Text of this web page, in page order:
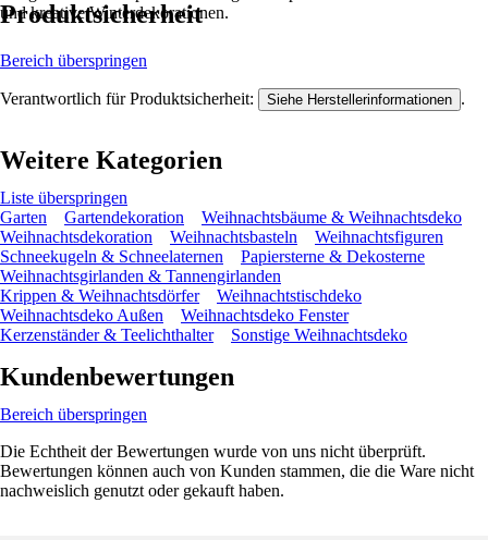
und kreative Winterdekorationen.
Produktsicherheit
Bereich überspringen
Verantwortlich für Produktsicherheit: Siehe Herstellerinformationen .
Weitere Kategorien
Liste überspringen
Garten
Gartendekoration
Weihnachtsbäume & Weihnachtsdeko
Weihnachtsdekoration
Weihnachtsbasteln
Weihnachtsfiguren
Schneekugeln & Schneelaternen
Papiersterne & Dekosterne
Weihnachtsgirlanden & Tannengirlanden
Krippen & Weihnachtsdörfer
Weihnachtstischdeko
Weihnachtsdeko Außen
Weihnachtsdeko Fenster
Kerzenständer & Teelichthalter
Sonstige Weihnachtsdeko
Kundenbewertungen
Bereich überspringen
Die Echtheit der Bewertungen wurde von uns nicht überprüft.
Bewertungen können auch von Kunden stammen, die die Ware nicht
nachweislich genutzt oder gekauft haben.